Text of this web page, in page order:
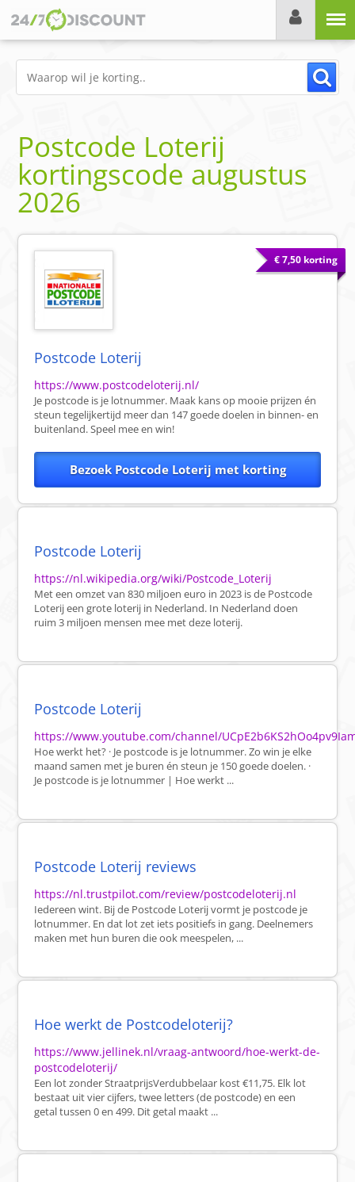
Postcode Loterij
kortingscode augustus
2026
€ 7,50 korting
Postcode Loterij
https://www.postcodeloterij.nl/
Je postcode is je lotnummer. Maak kans op mooie prijzen én
steun tegelijkertijd meer dan 147 goede doelen in binnen- en
buitenland. Speel mee en win!
Bezoek Postcode Loterij met korting
Postcode Loterij
https://nl.wikipedia.org/wiki/Postcode_Loterij
Met een omzet van 830 miljoen euro in 2023 is de Postcode
Loterij een grote loterij in Nederland. In Nederland doen
ruim 3 miljoen mensen mee met deze loterij.
Postcode Loterij
https://www.youtube.com/channel/
Hoe werkt het? · Je postcode is je lotnummer. Zo win je elke
maand samen met je buren én steun je 150 goede doelen. ·
Je postcode is je lotnummer | Hoe werkt ...
Postcode Loterij reviews
https://nl.trustpilot.com/review/postcodeloterij.nl
Iedereen wint. Bij de Postcode Loterij vormt je postcode je
lotnummer. En dat lot zet iets positiefs in gang. Deelnemers
maken met hun buren die ook meespelen, ...
Hoe werkt de Postcodeloterij?
https://www.jellinek.nl/vraag-antwoord/hoe-werkt-de-
postcodeloterij/
Een lot zonder StraatprijsVerdubbelaar kost €11,75. Elk lot
bestaat uit vier cijfers, twee letters (de postcode) en een
getal tussen 0 en 499. Dit getal maakt ...